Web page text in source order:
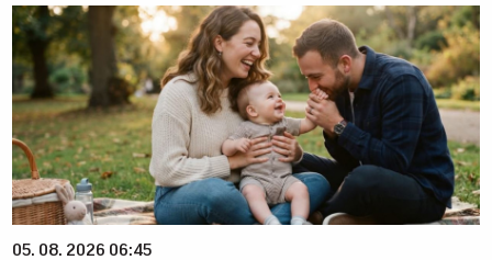
05. 08. 2026 06:45